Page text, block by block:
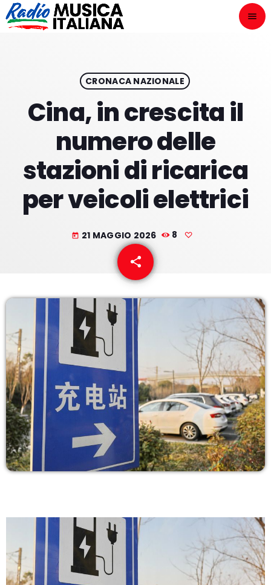
menu
play_arrow
HOME
I VOLTI DELLA RADIO
LE NOTIZIE
CONTATTI
CRONACA NAZIONALE
Cina, in crescita il
numero delle
stazioni di ricarica
per veicoli elettrici
today 21 MAGGIO 2026 8
share
email